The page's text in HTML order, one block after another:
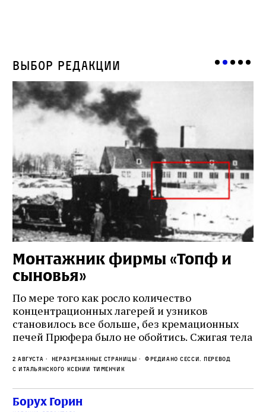
Выбор редакции
Монтажник фирмы «Топф и
сыновья»
По мере того как росло количество
концентрационных лагерей и узников
становилось все больше, без кремационных
печей Прюфера было не обойтись. Cжигая тела
верны своему архаичному культу смерти, но и
скрывали от населения соседних городов,
сколько узников погибало каждый день в этих
жутких местах
2 августа Неразрезанные страницы
Фредиано Сесси. Перевод
с итальянского Ксении Тименчик
Борух Горин